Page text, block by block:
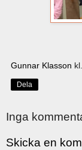
Gunnar Klasson kl.
Dela
Inga
Skicka en